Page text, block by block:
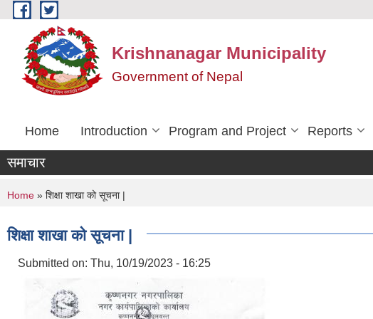
Skip to main content
Krishnanagar Municipality
Government of Nepal
Home Introduction Program and Project Reports
समाचार
You are here
Home » शिक्षा शाखा को सूचना |
शिक्षा शाखा को सूचना |
Submitted on: Thu, 10/19/2023 - 16:25